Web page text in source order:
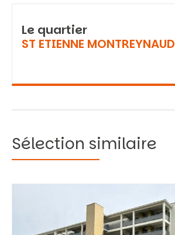
Le quartier
ST ETIENNE MONTREYNAUD
Sélection similaire